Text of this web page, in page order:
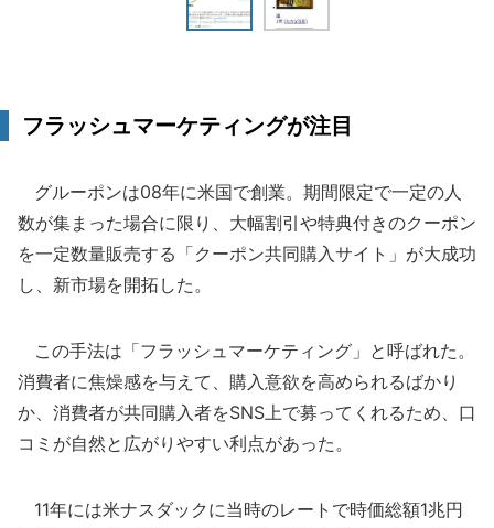
フラッシュマーケティングが注目
グルーポンは08年に米国で創業。期間限定で一定の人
数が集まった場合に限り、大幅割引や特典付きのクーポン
を一定数量販売する「クーポン共同購入サイト」が大成功
し、新市場を開拓した。
この手法は「フラッシュマーケティング」と呼ばれた。
消費者に焦燥感を与えて、購入意欲を高められるばかり
か、消費者が共同購入者をSNS上で募ってくれるため、口
コミが自然と広がりやすい利点があった。
11年には米ナスダックに当時のレートで時価総額1兆円